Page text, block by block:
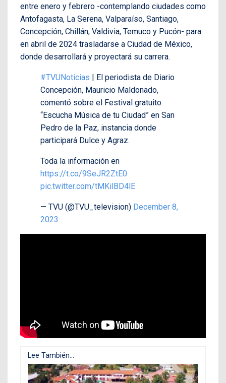
entre enero y febrero -contemplando ciudades como
Antofagasta, La Serena, Valparaíso, Santiago,
Concepción, Chillán, Valdivia, Temuco y Pucón- para
en abril de 2024 trasladarse a Ciudad de México,
donde desarrollará y proyectará su carrera.
#TVUNoticias | El periodista de Diario
Concepción, Mauricio Maldonado,
comentó sobre el Festival gratuito
“Escucha Música de tu Ciudad” en San
Pedro de la Paz, instancia donde
participará Dulce y Agraz.
Toda la información en
https://t.co/9SeJR2ZtE0
pic.twitter.com/tMKilBD4lE
— TVU (@TVU_television) December 8,
2023
Lee También...